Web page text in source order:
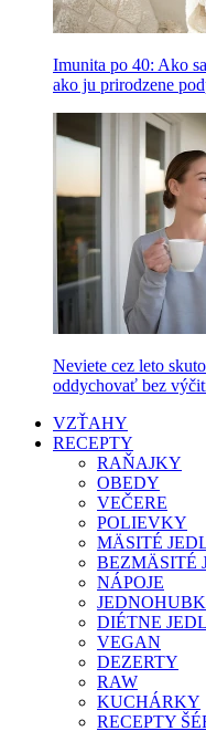
Imunita po 40: Ako
ako ju prirodzene
Neviete cez leto
oddychovať bez
VZŤAHY
RECEPTY
RAŇAJKY
OBEDY
VEČERE
POLIEVKY
MÄSITÉ
BEZMÄSITÉ
NÁPOJE
DIÉTNE
VEGAN
DEZERTY
RAW
KUCHÁRKY
RECEPTY